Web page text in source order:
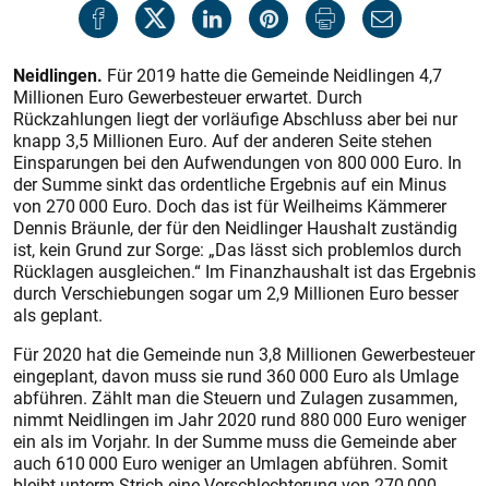
Neidlingen. Für 2019 hatte die Gemeinde Neidlingen 4,7
Millionen Euro Gewerbesteuer erwartet. Durch
Rückzahlungen liegt der vorläufige Abschluss aber bei nur
knapp 3,5 Millionen Euro. Auf der anderen Seite stehen
Einsparungen bei den Aufwendungen von 800 000 Euro. In
der Summe sinkt das ordentliche Ergebnis auf ein Minus
von 270 000 Euro. Doch das ist für Weilheims Kämmerer
Dennis Bräunle, der für den Neidlinger Haushalt zuständig
ist, kein Grund zur Sorge: „Das lässt sich problemlos durch
Rücklagen ausgleichen.“ Im Finanzhaushalt ist das Ergebnis
durch Verschiebungen sogar um 2,9 Millionen Euro besser
als geplant.
Für 2020 hat die Gemeinde nun 3,8 Millionen Gewerbesteuer
eingeplant, davon muss sie rund 360 000 Euro als Umlage
abführen. Zählt man die Steuern und Zulagen zusammen,
nimmt Neidlingen im Jahr 2020 rund 880 000 Euro weniger
ein als im Vorjahr. In der Summe muss die Gemeinde aber
auch 610 000 Euro weniger an Umlagen abführen. Somit